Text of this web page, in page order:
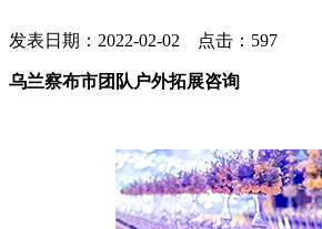
发表日期：2022-02-02 点击：597
乌兰察布市团队户外拓展咨询